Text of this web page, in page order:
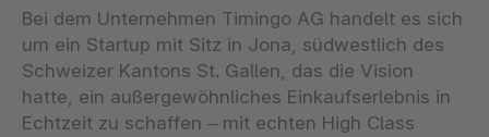
Bei dem Unternehmen Timingo AG handelt es sich
um ein Startup mit Sitz in Jona, südwestlich des
Schweizer Kantons St. Gallen, das die Vision
hatte, ein außergewöhnliches Einkaufserlebnis in
Echtzeit zu schaffen – mit echten High Class